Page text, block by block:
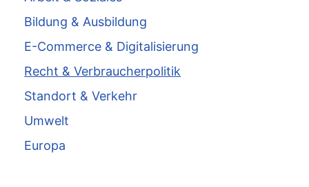
Bildung & Ausbildung
E-Commerce & Digitalisierung
Recht & Verbraucherpolitik
Standort & Verkehr
Umwelt
Europa